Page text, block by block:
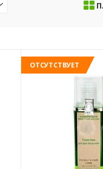
ОТСУТСТВУЕТ